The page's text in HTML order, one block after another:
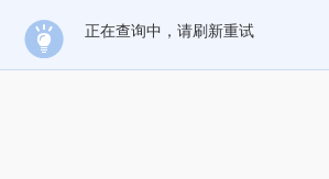
正在查询中，请刷新重试